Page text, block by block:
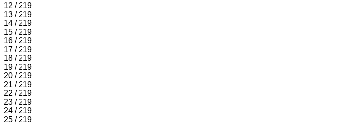
12 / 219
13 / 219
14 / 219
15 / 219
16 / 219
17 / 219
18 / 219
19 / 219
20 / 219
21 / 219
22 / 219
23 / 219
24 / 219
25 / 219